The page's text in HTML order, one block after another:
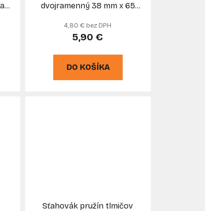
dvojramenný 38 mm x 65
4,80 € bez DPH
5,90 €
DO KOŠÍKA
Sťahovák pružín tlmičov